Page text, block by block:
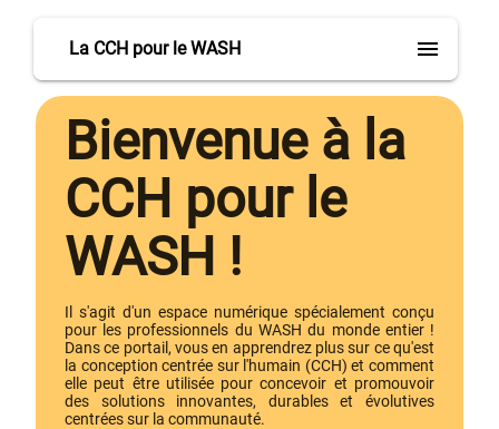
La CCH pour le WASH menu
Bienvenue à la
CCH pour le
WASH !
Il s'agit d'un espace numérique spécialement conçu
pour les professionnels du WASH du monde entier !
Dans ce portail, vous en apprendrez plus sur ce qu'est
la conception centrée sur l'humain (CCH) et comment
elle peut être utilisée pour concevoir et promouvoir
des solutions innovantes, durables et évolutives
centrées sur la communauté.